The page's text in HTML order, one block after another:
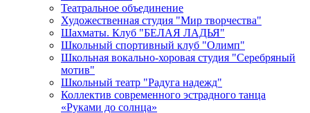
Театральное объединение
Художественная студия "Мир творчества"
Шахматы. Клуб "БЕЛАЯ ЛАДЬЯ"
Школьный спортивный клуб "Олимп"
Школьная вокально-хоровая студия "Серебряный
мотив"
Школьный театр "Радуга надежд"
Коллектив современного эстрадного танца
«Руками до солнца»